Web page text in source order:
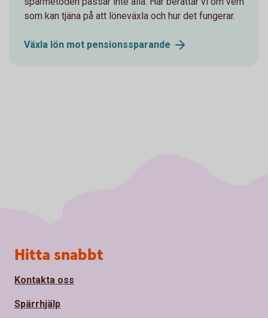
som kan tjäna på att löneväxla och hur det fungerar.
Växla lön mot pensionssparande
Sidfot
Hitta snabbt
Kontakta oss
Spärrhjälp